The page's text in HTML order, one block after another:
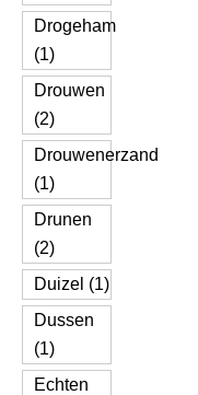
Drogeham
(1)
Drouwen
(2)
Drouwenerzand
(1)
Drunen
(2)
Duizel (1)
Dussen
(1)
Echten